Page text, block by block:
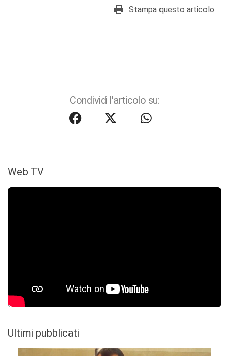
Stampa questo articolo
Condividi l'articolo su:
Web TV
Ultimi pubblicati